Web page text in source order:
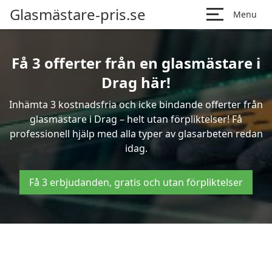
Glasmästare-pris.se Menu
Få 3 offerter från en glasmästare i
Drag här!
Inhämta 3 kostnadsfria och icke bindande offerter från
glasmästare i Drag – helt utan förpliktelser! Få
professionell hjälp med alla typer av glasarbeten redan
idag.
Få 3 erbjudanden, gratis och utan förpliktelser